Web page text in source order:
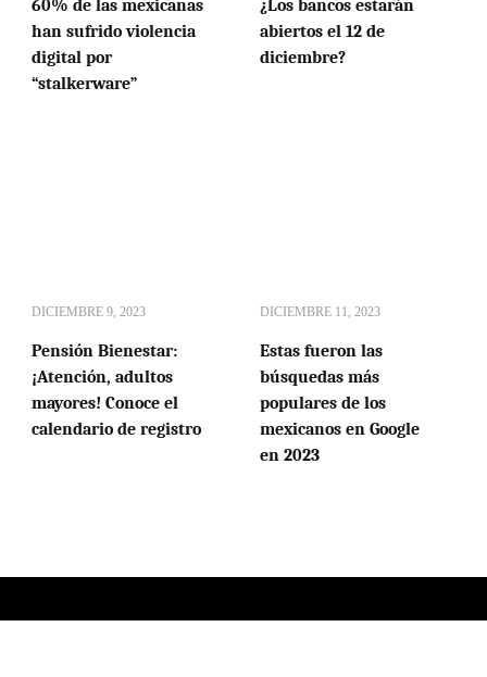
60% de las mexicanas
han sufrido violencia
digital por
“stalkerware”
¿Los bancos estarán
abiertos el 12 de
diciembre?
DICIEMBRE 9, 2023
Pensión Bienestar:
¡Atención, adultos
mayores! Conoce el
calendario de registro
DICIEMBRE 11, 2023
Estas fueron las
búsquedas más
populares de los
mexicanos en Google
en 2023